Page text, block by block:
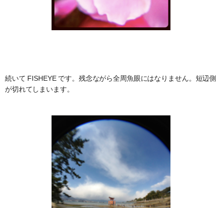
続いて FISHEYE です。残念ながら全周魚眼にはなりません。短辺側
が切れてしまいます。